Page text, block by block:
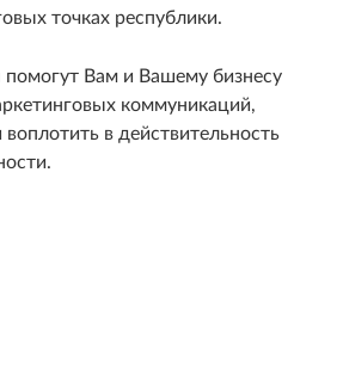
точках республики.
Вам и Вашему бизнесу
коммуникаций,
в действительность